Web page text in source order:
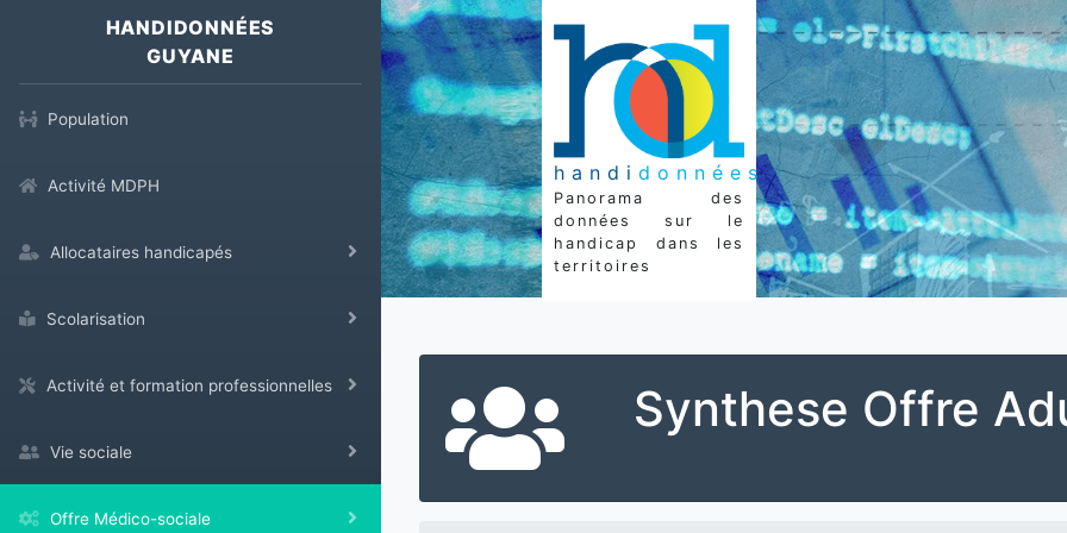
HANDIDONNÉES
GUYANE
Population
Activité MDPH
Allocataires handicapés
Scolarisation
Activité et formation professionnelles
Vie sociale
Offre Médico-sociale
handi données
Panorama des
données sur le
handicap dans les
territoires
Synthese Offre